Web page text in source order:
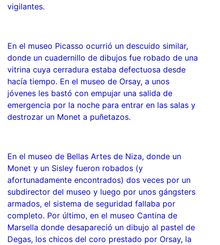
vigilantes.
En el museo Picasso ocurrió un descuido similar,
donde un cuadernillo de dibujos fue robado de una
vitrina cuya cerradura estaba defectuosa desde
hacía tiempo. En el museo de Orsay, a unos
jóvenes les bastó con empujar una salida de
emergencia por la noche para entrar en las salas y
destrozar un Monet a puñetazos.
En el museo de Bellas Artes de Niza, donde un
Monet y un Sisley fueron robados (y
afortunadamente encontrados) dos veces por un
subdirector del museo y luego por unos gángsters
armados, el sistema de seguridad fallaba por
completo. Por último, en el museo Cantina de
Marsella donde desapareció un dibujo al pastel de
Degas, los chicos del coro prestado por Orsay, la